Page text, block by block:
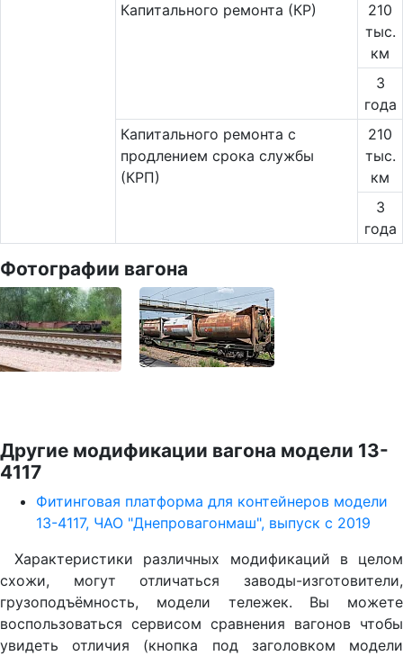
Капитального ремонта (КР)
210
тыс.
км
3
года
Капитального ремонта с
продлением срока службы
(КРП)
210
тыс.
км
3
года
Фотографии вагона
Другие модификации вагона модели 13-
4117
Фитинговая платформа для контейнеров модели
13-4117, ЧАО "Днепровагонмаш", выпуск с 2019
Характеристики различных модификаций в целом
схожи, могут отличаться заводы-изготовители,
грузоподъёмность, модели тележек. Вы можете
воспользоваться сервисом сравнения вагонов чтобы
увидеть отличия (кнопка под заголовком модели